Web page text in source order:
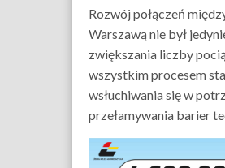
Rozwój połączeń
Warszawą nie był
zwiększania liczby
wszystkim procesem
wsłuchiwania się w
przełamywania barier